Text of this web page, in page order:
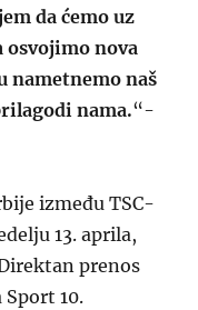
da ćemo uz
osvojimo nova
nametnemo naš
nama.“-
između TSC-
13. aprila,
prenos
10.